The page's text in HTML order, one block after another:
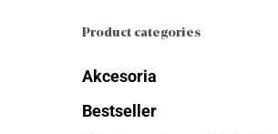
Product categories
Akcesoria
Bestseller